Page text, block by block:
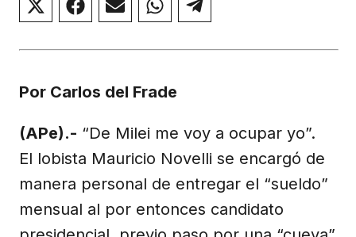
Compartir
en
(Twitter)
Compartir
en
Compartir
en
Compartir
en
Compartir
en
Por Carlos del Frade
(APe).- “De Milei me voy a ocupar yo”.
El lobista Mauricio Novelli se encargó de
manera personal de entregar el “sueldo”
mensual al por entonces candidato